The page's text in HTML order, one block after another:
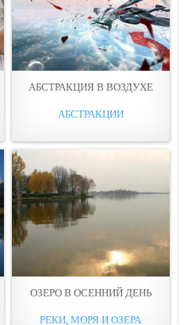
АБСТРАКЦИЯ В ВОЗДУХЕ
АБСТРАКЦИИ
ОЗЕPО В ОСЕННИЙ ДEНЬ
РЕКИ, МОРЯ И ОЗЕРА